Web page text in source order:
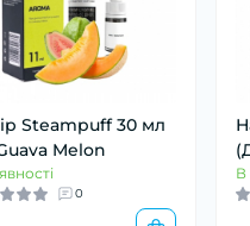
Steampuff 30 мл
Melon
0
В